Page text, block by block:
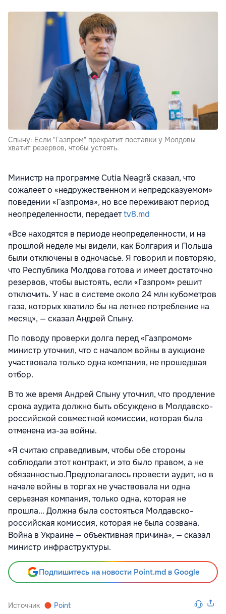
Спыну: Если "Газпром" прекратит поставки у Молдовы
хватит резервов, чтобы устоять.
Министр на программе Cutia Neagră сказал, что
сожалеет о «недружественном и непредсказуемом»
поведении «Газпрома», но все переживают период
неопределенности, передаетtv8.md
«Все находятся в периоде неопределенности, и на
прошлой неделе мы видели, как Болгария и Польша
были отключены в одночасье. Я говорил и повторяю,
что Республика Молдова готова и имеет достаточно
резервов, чтобы выстоять, если «Газпром» решит
отключить. У нас в системе около 24 млн кубометров
газа, которых хватило бы на летнее потребление на
месяц», — сказал Андрей Спыну.
По поводу проверки долга перед «Газпромом»
министр уточнил, что с началом войны в аукционе
участвовала только одна компания, не прошедшая
отбор.
В то же время Андрей Спыну уточнил, что продление
срока аудита должно быть обсуждено в Молдавско-
российской совместной комиссии, которая была
отменена из-за войны.
«Я считаю справедливым, чтобы обе стороны
соблюдали этот контракт, и это было правом, а не
обязанностью.Предполагалось провести аудит, но в
начале войны в торгах не участвовала ни одна
серьезная компания, только одна, которая не
прошла... Должна была состояться Молдавско-
российская комиссия, которая не была созвана.
Война в Украине — объективная причина», — сказал
министр инфраструктуры.
Подпишитесь на новости Point.md в Google
Источник Point